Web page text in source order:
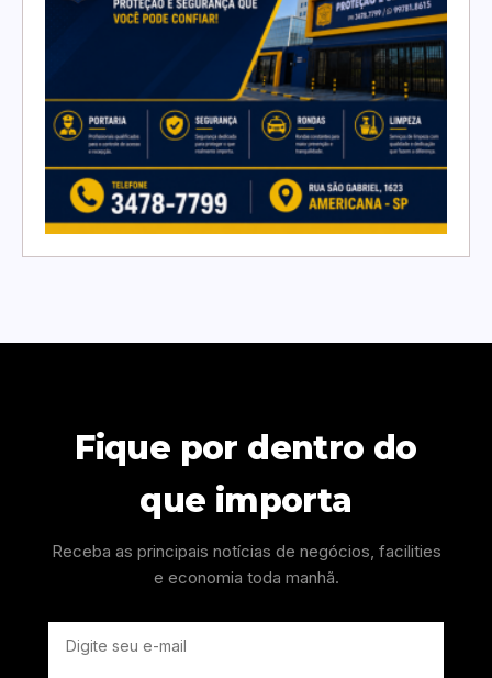
Fique por dentro do
que importa
Receba as principais notícias de negócios, facilities
e economia toda manhã.